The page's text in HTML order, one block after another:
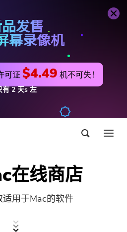
发售
幕录像机
可证$4.49 机不可失！
有2 天s左
在线商店
用于Mac的软件